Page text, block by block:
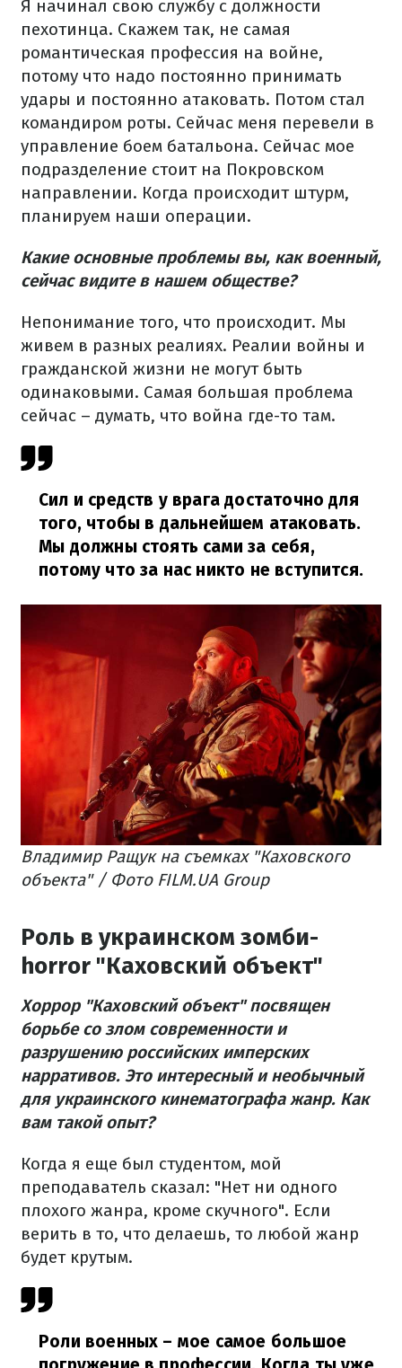
Я начинал свою службу с должности
пехотинца. Скажем так, не самая
романтическая профессия на войне,
потому что надо постоянно принимать
удары и постоянно атаковать. Потом стал
командиром роты. Сейчас меня перевели в
управление боем батальона. Сейчас мое
подразделение стоит на Покровском
направлении. Когда происходит штурм,
планируем наши операции.
Какие основные проблемы вы, как военный,
сейчас видите в нашем обществе?
Непонимание того, что происходит. Мы
живем в разных реалиях. Реалии войны и
гражданской жизни не могут быть
одинаковыми. Самая большая проблема
сейчас – думать, что война где-то там.
Сил и средств у врага достаточно для
того, чтобы в дальнейшем атаковать.
Мы должны стоять сами за себя,
потому что за нас никто не вступится.
Владимир Ращук на съемках "Каховского
объекта" / Фото FILM.UA Group
Роль в украинском зомби-
horror "Каховский объект"
Хоррор "Каховский объект" посвящен
борьбе со злом современности и
разрушению российских имперских
нарративов. Это интересный и необычный
для украинского кинематографа жанр. Как
вам такой опыт?
Когда я еще был студентом, мой
преподаватель сказал: "Нет ни одного
плохого жанра, кроме скучного". Если
верить в то, что делаешь, то любой жанр
будет крутым.
Роли военных – мое самое большое